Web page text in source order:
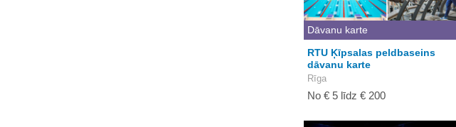
Dāvanu karte
RTU Ķīpsalas peldbaseins
dāvanu karte
Rīga
No € 5 līdz € 200